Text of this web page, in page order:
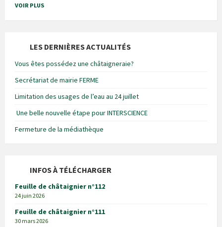
VOIR PLUS
LES DERNIÈRES ACTUALITÉS
Vous êtes possédez une châtaigneraie?
Secrétariat de mairie FERME
Limitation des usages de l’eau au 24 juillet
Une belle nouvelle étape pour INTERSCIENCE
Fermeture de la médiathèque
INFOS À TÉLÉCHARGER
Feuille de châtaignier n°112
24 juin 2026
Feuille de châtaignier n°111
30 mars 2026